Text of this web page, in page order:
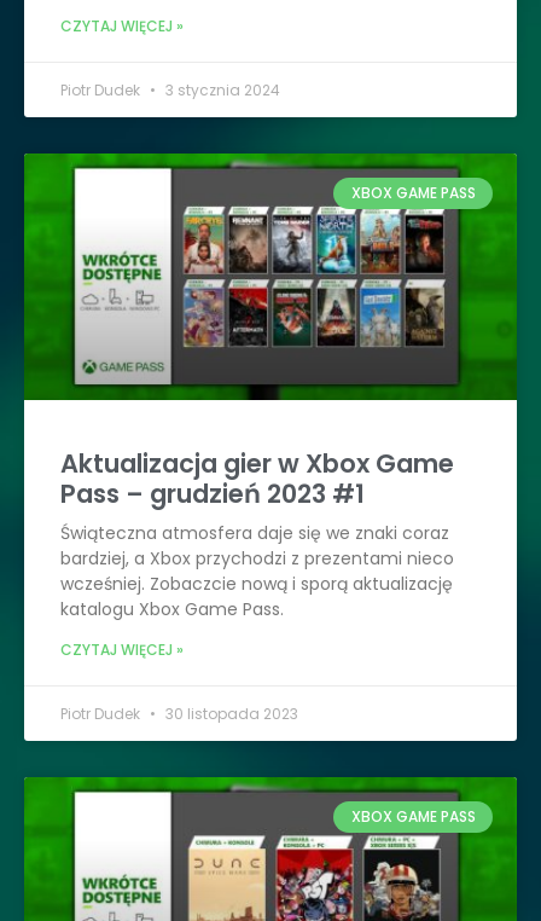
CZYTAJ WIĘCEJ »
Piotr Dudek 3 stycznia 2024
XBOX GAME PASS
Aktualizacja gier w Xbox Game
Pass – grudzień 2023 #1
Świąteczna atmosfera daje się we znaki coraz
bardziej, a Xbox przychodzi z prezentami nieco
wcześniej. Zobaczcie nową i sporą aktualizację
katalogu Xbox Game Pass.
CZYTAJ WIĘCEJ »
Piotr Dudek 30 listopada 2023
XBOX GAME PASS